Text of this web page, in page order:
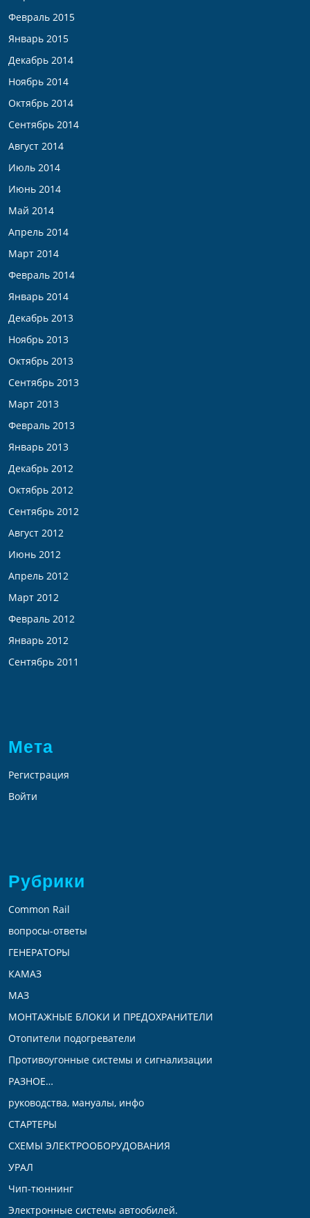
Февраль 2015
Январь 2015
Декабрь 2014
Ноябрь 2014
Октябрь 2014
Сентябрь 2014
Август 2014
Июль 2014
Июнь 2014
Май 2014
Апрель 2014
Март 2014
Февраль 2014
Январь 2014
Декабрь 2013
Ноябрь 2013
Октябрь 2013
Сентябрь 2013
Март 2013
Февраль 2013
Январь 2013
Декабрь 2012
Октябрь 2012
Сентябрь 2012
Август 2012
Июнь 2012
Апрель 2012
Март 2012
Февраль 2012
Январь 2012
Сентябрь 2011
Мета
Регистрация
Войти
Рубрики
Common Rail
вопросы-ответы
ГЕНЕРАТОРЫ
КАМАЗ
МАЗ
МОНТАЖНЫЕ БЛОКИ И ПРЕДОХРАНИТЕЛИ
Отопители подогреватели
Противоугонные системы и сигнализации
РАЗНОЕ…
руководства, мануалы, инфо
СТАРТЕРЫ
СХЕМЫ ЭЛЕКТРООБОРУДОВАНИЯ
УРАЛ
Чип-тюннинг
Электронные системы автообилей.